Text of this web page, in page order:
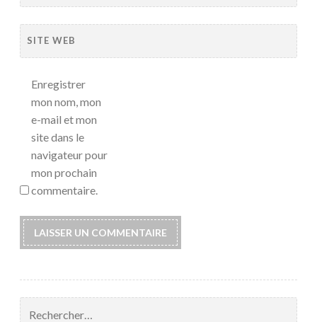
SITE WEB
Enregistrer
mon nom, mon
e-mail et mon
site dans le
navigateur pour
mon prochain
commentaire.